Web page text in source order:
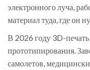
электронного луча,
материал туда, где он
В 2026 году 3D-
прототипирования.
самолетов,